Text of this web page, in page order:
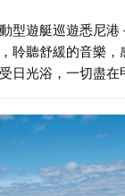
型遊艇巡遊悉尼港
聆聽舒緩的音樂，
日光浴，一切盡在
等著您。如果幸